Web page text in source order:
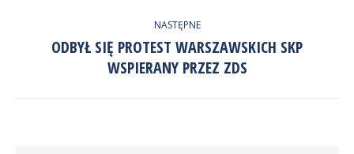
NASTĘPNE
Następny
wpis:
ODBYŁ SIĘ PROTEST WARSZAWSKICH SKP
WSPIERANY PRZEZ ZDS